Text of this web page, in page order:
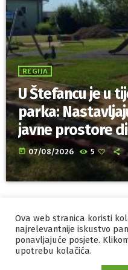
REGIJA
U Štefancu je u
parka:
javne prostore
Trnovec
today 07/08/2026 5
IZRADA I HOSTINGORBIS
MARKETING
PRAVILA PRIVATNOSTI
Ova web stranica koristi
najrelevantnije iskustvo
ponavljajuće posjete.
upotrebu kolačića.